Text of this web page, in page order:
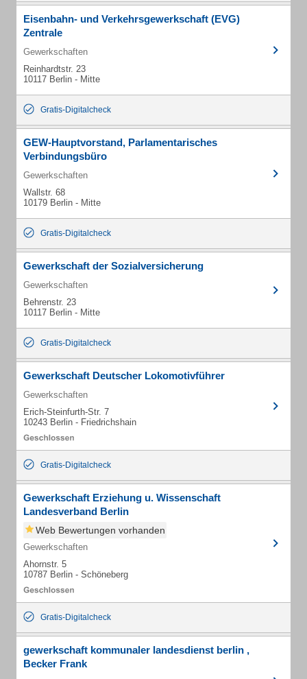
Eisenbahn- und Verkehrsgewerkschaft (EVG)
Zentrale
Gewerkschaften
Reinhardtstr. 23
10117 Berlin - Mitte
Gratis-Digitalcheck
GEW-Hauptvorstand, Parlamentarisches
Verbindungsbüro
Gewerkschaften
Wallstr. 68
10179 Berlin - Mitte
Gratis-Digitalcheck
Gewerkschaft der Sozialversicherung
Gewerkschaften
Behrenstr. 23
10117 Berlin - Mitte
Gratis-Digitalcheck
Gewerkschaft Deutscher Lokomotivführer
Gewerkschaften
Erich-Steinfurth-Str. 7
10243 Berlin - Friedrichshain
Gratis-Digitalcheck
Gewerkschaft Erziehung u. Wissenschaft
Landesverband Berlin
Web Bewertungen vorhanden
Gewerkschaften
Ahornstr. 5
10787 Berlin - Schöneberg
Gratis-Digitalcheck
gewerkschaft kommunaler landesdienst berlin ,
Becker Frank